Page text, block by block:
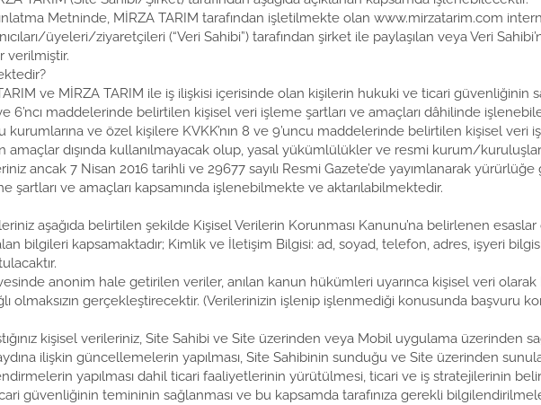
Metninde, MİRZA TARIM tarafından işletilmekte olan www.mirzatarim.com
üyeleri/ziyaretçileri (“Veri Sahibi”) tarafından şirket ile paylaşılan veya Veri
verilmiştir.
ve MİRZA TARIM ile iş ilişkisi içerisinde olan kişilerin hukuki ve ticari güvenliğinin
6’ncı maddelerinde belirtilen kişisel veri işleme şartları ve amaçları dâhilinde
kurumlarına ve özel kişilere KVKK’nın 8 ve 9’uncu maddelerinde belirtilen kişisel veri
amaçlar dışında kullanılmayacak olup, yasal yükümlülükler ve resmi kurum/
ancak 7 Nisan 2016 tarihli ve 29677 sayılı Resmi Gazete’de yayımlanarak
şartları ve amaçları kapsamında işlenebilmekte ve aktarılabilmektedir.
aşağıda belirtilen şekilde Kişisel Verilerin Korunması Kanunu’na belirlenen
bilgileri kapsamaktadır; Kimlik ve İletişim Bilgisi: ad, soyad, telefon, adres, işyeri
anonim hale getirilen veriler, anılan kanun hükümleri uyarınca kişisel veri
olmaksızın gerçekleştirecektir. (Verilerinizin işlenip işlenmediği konusunda başvuru
kişisel verileriniz, Site Sahibi ve Site üzerinden veya Mobil uygulama
ilişkin güncellemelerin yapılması, Site Sahibinin sunduğu ve Site üzerinden
yapılması dahil ticari faaliyetlerinin yürütülmesi, ticari ve iş stratejilerinin
güvenliğinin temininin sağlanması ve bu kapsamda tarafınıza gerekli